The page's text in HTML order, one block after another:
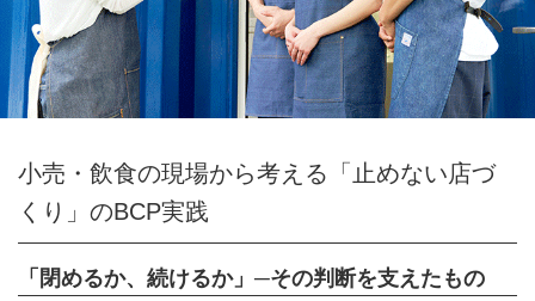
小売・飲食の現場から考える「止めない店づ
くり」のBCP実践
「閉めるか、続けるか」─その判断を支えたもの